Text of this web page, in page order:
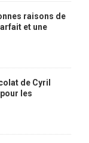
raisons de
et une
de Cyril
les